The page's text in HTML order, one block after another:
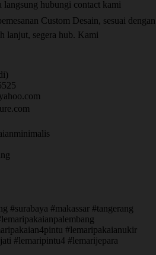
hubungi contact kami
Custom Desain, sesuai dengan
lanjut, segera hub. Kami
#surabaya #makassar #tangerang
#lemaripakaianukir
#lemaripintu4 #lemarijepara